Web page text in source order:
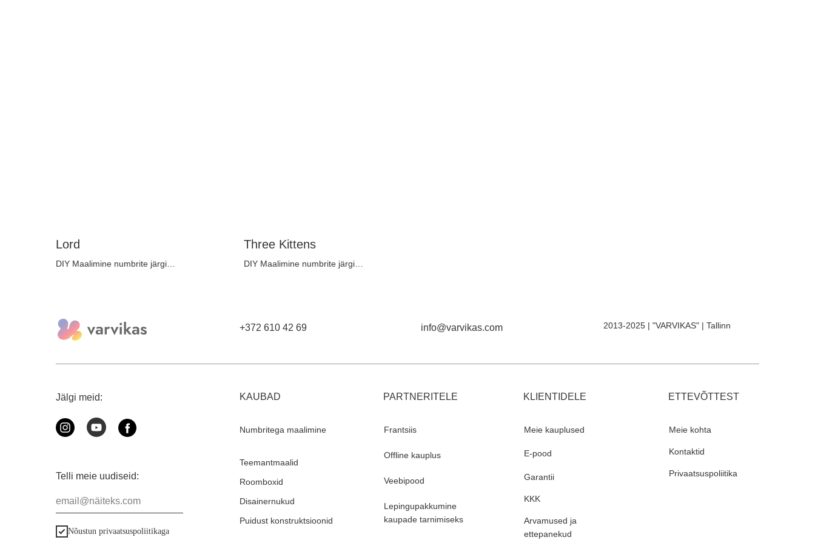
Lord
DIY Maalimine numbrite järgi
Three Kittens
DIY Maalimine numbrite järgi
Kontaktid
Privaatsuspoliitika
Meie kohta
ETTEVÕTTEST
Lepingupakkumine
kaupade tarnimiseks
Veebipood
Offline kauplus
Frantsiis
PARTNERITELE
Puidust konstruktsioonid
Disainernukud
Roomboxid
Teemantmaalid
Numbritega maalimine
KAUBAD
2013-2025 | "VARVIKAS" | Tallinn
info@varvikas.com
Jälgi meid:
Telli meie uudiseid:
email@näiteks.com
Nõustun privaatsuspoliitikaga
+372 610 42 69
KLIENTIDELE
Meie kauplused
Arvamused ja
ettepanekud
KKK
Garantii
E-pood